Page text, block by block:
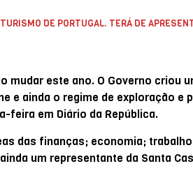
DE PORTUGAL. TERÁ DE
este ano. O Governo criou
e ainda o regime de exploração e
feira em Diário da República.
das finanças; economia;
um representante da Santa